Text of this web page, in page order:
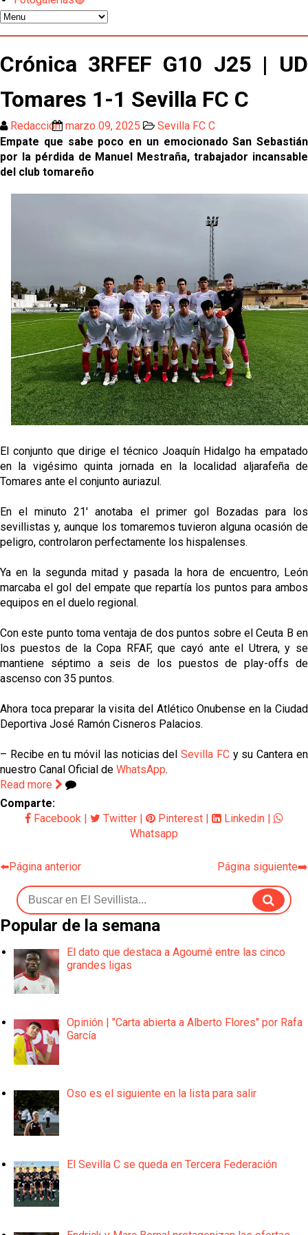
temporada pasada”
fichajes
Opinión | "Carta abierta a Alberto Flores" por Rafa
García
Análisis I Quién es y cómo juega Fran González
Endrick y Marc Bernal protagonizan las ofertas más
destacadas del día
El Sevilla Juvenil A última detalles en Canarias para
su debut en la Cantalejo Province Cup
La cita ante el Espanyol a domicilio ya tiene horario
El dato que destaca a Agoumé entre las cinco
grandes ligas
Juanlu de vuelta a Sevilla para cerrar su fichaje a la
Premier
El Granada negocia con el Sevilla FC por Alberto
Flores
oferta de 420 millones por el club
El Sevilla mueve ficha por Robbie Ure: la opción 'A'
Crónica 3RFEF G10 J25 | UD
Tomares 1-1 Sevilla FC C
Redacción marzo 09, 2025
Sevilla FC C
Empate que sabe poco en un emocionado San Sebastián
por la pérdida de Manuel Mestraña, trabajador incansable
del club tomareño
El conjunto que dirige el técnico Joaquín Hidalgo ha empatado
en la vigésimo quinta jornada en la localidad aljarafeña de
Tomares ante el conjunto auriazul.
En el minuto 21' anotaba el primer gol Bozadas para los
sevillistas y, aunque los tomaremos tuvieron alguna ocasión de
peligro, controlaron perfectamente los hispalenses.
Ya en la segunda mitad y pasada la hora de encuentro, León
marcaba el gol del empate que repartía los puntos para ambos
equipos en el duelo regional.
Con este punto toma ventaja de dos puntos sobre el Ceuta B en
los puestos de la Copa RFAF, que cayó ante el Utrera, y se
mantiene séptimo a seis de los puestos de play-offs de
ascenso con 35 puntos.
Ahora toca preparar la visita del Atlético Onubense en la Ciudad
Deportiva José Ramón Cisneros Palacios.
– Recibe en tu móvil las noticias delSevilla FCy su Cantera en
nuestro Canal Oficial de WhatsApp.
Read more
Comparte:
Facebook
Twitter Pinterest Linkedin
Whatsapp
⬅️Página anterior Página siguiente➡️
Popular de la semana
El dato que destaca a Agoumé entre las cinco
grandes ligas
Opinión | "Carta abierta a Alberto Flores" por Rafa
García
Oso es el siguiente en la lista para salir
El Sevilla C se queda en Tercera Federación